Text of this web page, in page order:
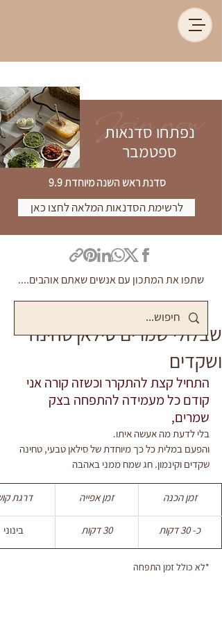
Join now
נפתחו סדנאות
ספטמבר
סדנת ראש השנה מיוחדת 9.9
לרשימת הסדנאות המלאה לחצו כאן
שתפו את המתכון עם אנשים שאתם אוהבים....
שבלולי שמרים סילאן טחינה
ושקדים
התחיל קצת להתקרר וכשזה קורה אני
קודם כל מעמידה להתפחה בצק
שמרים,
בלי לדעת מה אעשה איתו.
והפעם במלית כל כך מיוחדת של סילאן טבעי, טחינה
שקדים וקינמון. חג שמח ממני באהבה
זמן הכנה זמן אפייה דרגת
כ- 30 דקות 30 דקות בינוני
*לא כולל זמן התפחה